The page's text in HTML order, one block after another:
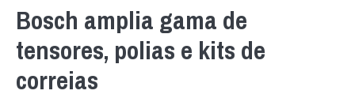
Bosch amplia gama de
tensores, polias e kits de
correias